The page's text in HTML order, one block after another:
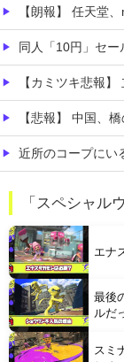
【朗報】 任天堂
同人「10円」セー
【カミツキ悲報】 立憲・蓮
【悲報】 中国、橋の欄干が強
近所のコープにいる
【驚愕】 インドネシ
Powered by livedoor 相
「スペシャル
エナ
最後
ルだ
スミ